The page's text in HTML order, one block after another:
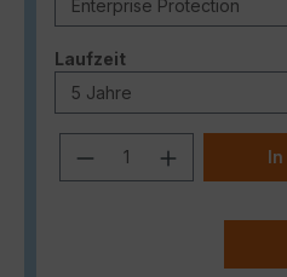
Laufzeitauswählen
Produkt